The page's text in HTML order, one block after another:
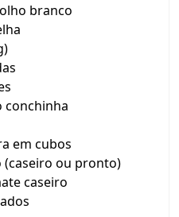
branco
conchinha
em cubos
(caseiro ou pronto)
caseiro